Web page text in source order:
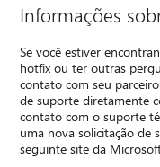
Informações
Se você estiver
hotfix ou ter outras
contato com seu
de suporte diretamente
contato com o suporte
uma nova solicitação de
seguinte site da